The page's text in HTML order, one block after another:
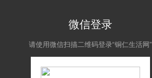
微信登录
请使用微信扫描二维码登录“铜仁生活网”